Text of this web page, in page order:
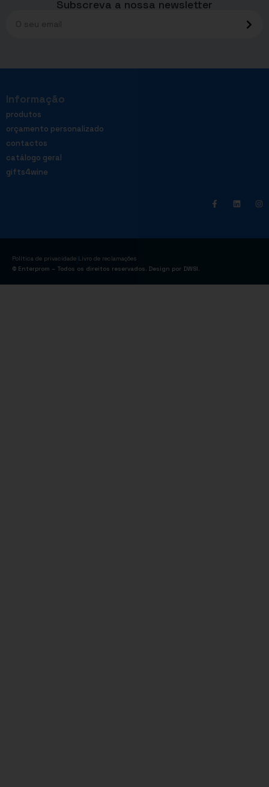
Subscreva a nossa newsletter
Informação
produtos
orçamento personalizado
contactos
catálogo geral
gifts4wine
Política de privacidade Livro de reclamações
© Enterprom – Todos os direitos reservados. Design por DWSI.